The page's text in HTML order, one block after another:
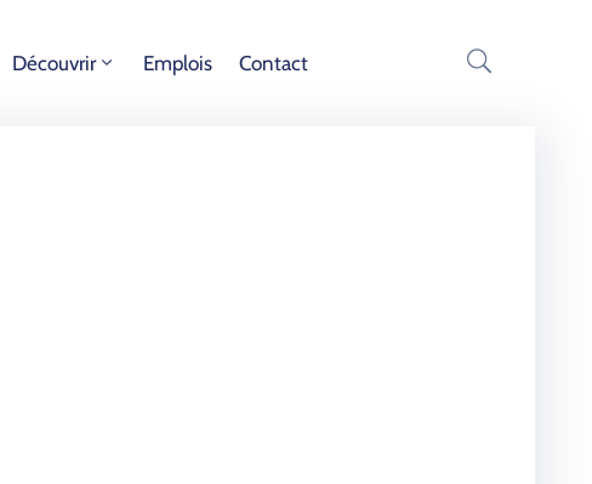
Découvrir Emplois Contact